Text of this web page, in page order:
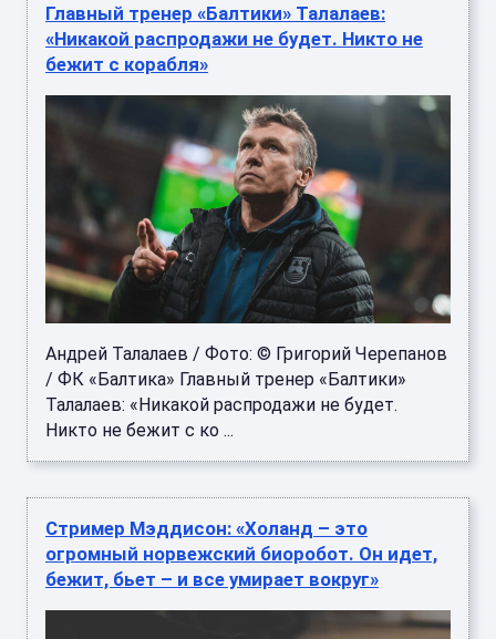
Главный тренер «Балтики» Талалаев:
«Никакой распродажи не будет. Никто не
бежит с корабля»
Андрей Талалаев / Фото: © Григорий Черепанов
/ ФК «Балтика» Главный тренер «Балтики»
Талалаев: «Никакой распродажи не будет.
Никто не бежит с ко ...
Стример Мэддисон: «Холанд – это
огромный норвежский биоробот. Он идет,
бежит, бьет – и все умирает вокруг»